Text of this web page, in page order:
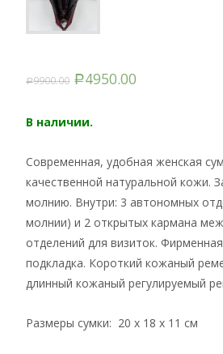
Р9900.00 Р4950.00
В наличии.
Современная, удобная женская
качественной натуральной кожи.
молнию. Внутри: 3 автономных
молнии) и 2 открытых кармана
отделений для визиток.
подкладка. Короткий кожаный
длинный кожаный регулируемый
Размеры сумки: 20 х 18 х 11 см